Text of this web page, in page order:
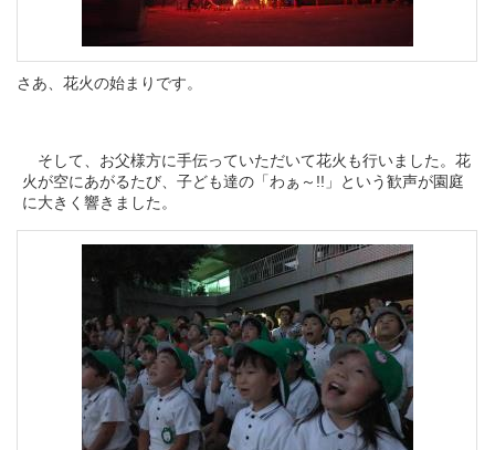
さあ、花火の始まりです。
そして、お父様方に手伝っていただいて花火も行いました。花
火が空にあがるたび、子ども達の「わぁ～!!」という歓声が園庭
に大きく響きました。